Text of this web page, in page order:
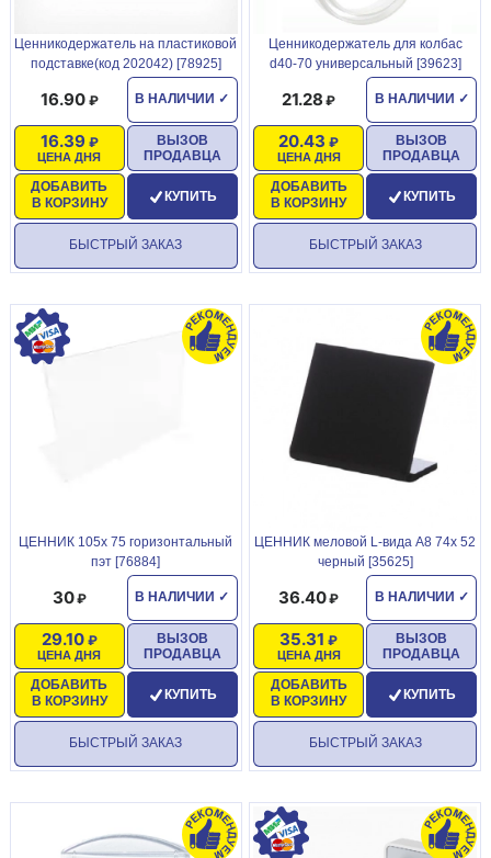
Ценникодержатель на пластиковой
подставке(код 202042) [78925]
В НАЛИЧИИ ✓
16.90
ЦЕНА ДНЯ
16.39
ДОБАВИТЬ
В КОРЗИНУ
ВЫЗОВ
ПРОДАВЦА
КУПИТЬ
БЫСТРЫЙ ЗАКАЗ
Ценникодержатель для колбас
d40-70 универсальный [39623]
В НАЛИЧИИ ✓
21.28
ЦЕНА ДНЯ
20.43
ДОБАВИТЬ
В КОРЗИНУ
ВЫЗОВ
ПРОДАВЦА
КУПИТЬ
БЫСТРЫЙ ЗАКАЗ
ЦЕННИК 105х 75 горизонтальный
пэт [76884]
В НАЛИЧИИ ✓
30
ЦЕНА ДНЯ
29.10
ДОБАВИТЬ
В КОРЗИНУ
ВЫЗОВ
ПРОДАВЦА
КУПИТЬ
БЫСТРЫЙ ЗАКАЗ
ЦЕННИК меловой L-вида А8 74х 52
черный [35625]
В НАЛИЧИИ ✓
36.40
ЦЕНА ДНЯ
35.31
ДОБАВИТЬ
В КОРЗИНУ
ВЫЗОВ
ПРОДАВЦА
КУПИТЬ
БЫСТРЫЙ ЗАКАЗ